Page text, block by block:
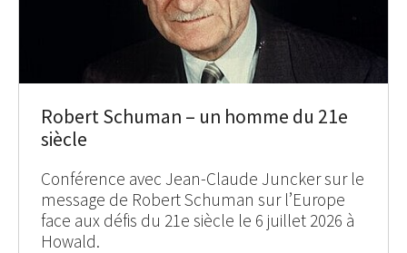
Robert Schuman – un homme du 21e
siècle
Conférence avec Jean-Claude Juncker sur le
message de Robert Schuman sur l’Europe
face aux défis du 21e siècle le 6 juillet 2026 à
Howald.